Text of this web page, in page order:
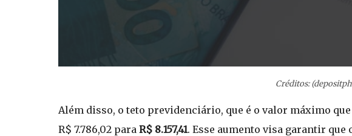
Créditos:
Além disso, o teto previdenciário, que é o valor máximo que
R$ 7.786,02 para R$ 8.157,41. Esse aumento visa garantir